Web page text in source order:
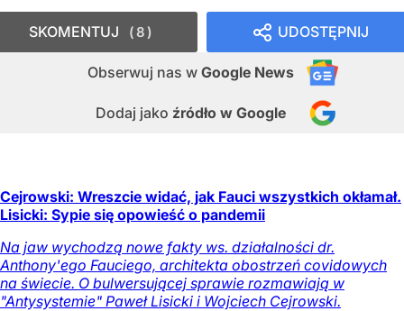
UDOSTĘPNIJ
Obserwuj nas w Google News
Dodaj jako źródło w Google
SKOMENTUJ 8
Cejrowski: Wreszcie widać, jak Fauci wszystkich okłamał.
Lisicki: Sypie się opowieść o pandemii
Na jaw wychodzą nowe fakty ws. działalności dr.
Anthony'ego Fauciego, architekta obostrzeń covidowych
na świecie. O bulwersującej sprawie rozmawiają w
"Antysystemie" Paweł Lisicki i Wojciech Cejrowski.